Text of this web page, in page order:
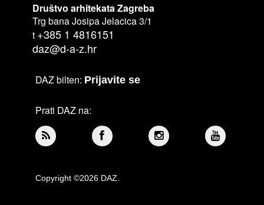
Društvo arhitekata Zagreba
Trg bana Josipa Jelacica 3/1
t +385 1 4816151
daz@d-a-z.hr
DAZ bilten: Prijavite se
Prati DAZ na:
Copyright ©2026 DAZ.